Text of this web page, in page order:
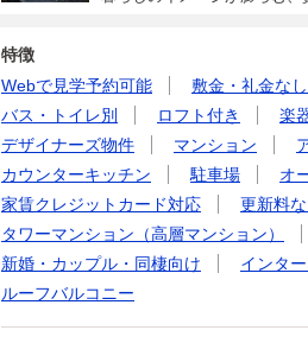
特徴
Webで見学予約可能
敷金・礼金なし
バス・トイレ別
ロフト付き 楽
デザイナーズ物件
マンション
カウンターキッチン
駐車場 オ
家賃クレジットカード対応
更新料な
タワーマンション（高層マンション）
新婚・カップル・同棲向け
インタ
ルーフバルコニー